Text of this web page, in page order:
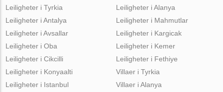
Leiligheter i Tyrkia
Leiligheter i Antalya
Leiligheter i Avsallar
Leiligheter i Oba
Leiligheter i Cikcilli
Leiligheter i Alanya
Leiligheter i Mahmutlar
Leiligheter i Kargicak
Leiligheter i Kemer
Leiligheter i Fethiye
Leiligheter i Konyaalti
Leiligheter i Istanbul
Villaer i Tyrkia
Villaer i Alanya